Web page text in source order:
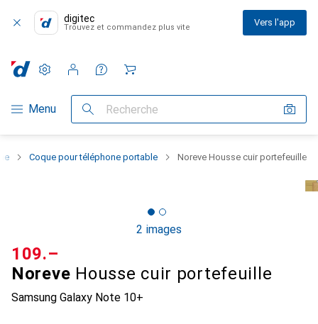
digitec
Trouvez et commandez plus vite Vers l'app
Navigation par catégorie
Menu Recherche
Paramètres
Compte client
Listes de comparaison
Listes d'envies
Panier
Coque pour téléphone portable Noreve Housse cuir portefeuille
2 images
Noreve Housse cuir portefeuille
Samsung Galaxy Note 10+
CHF
109.–